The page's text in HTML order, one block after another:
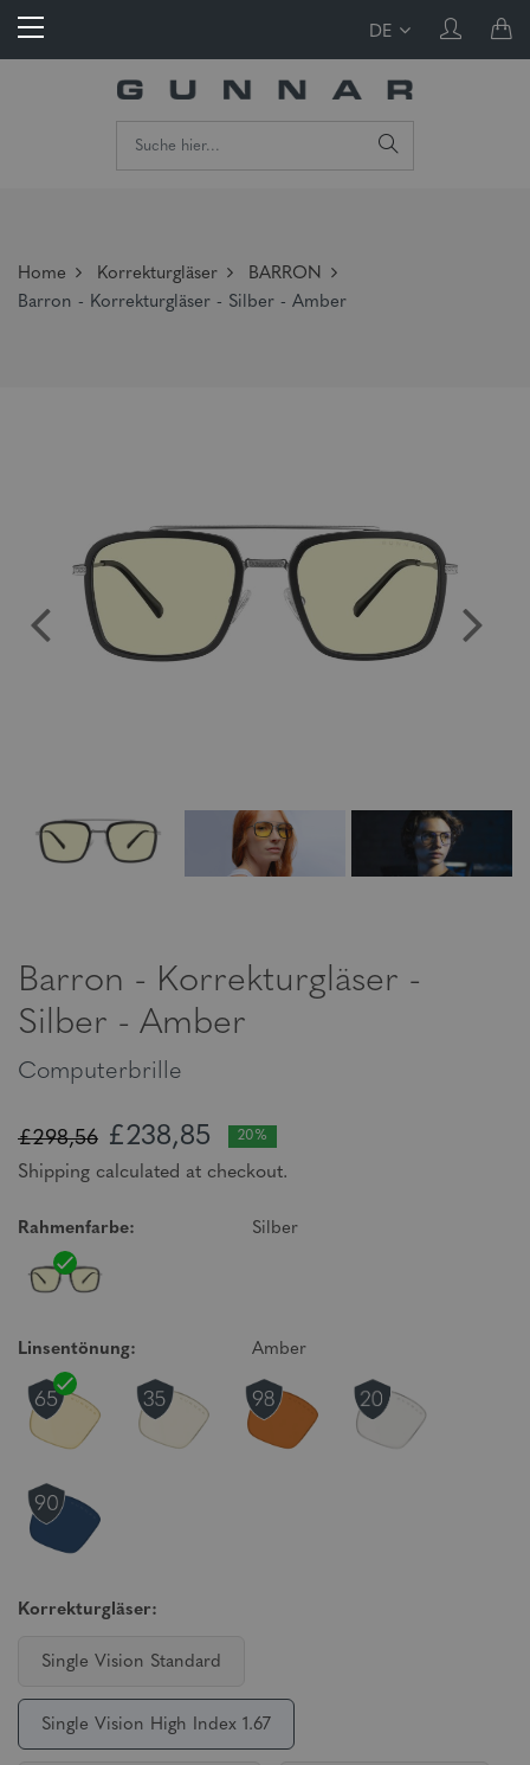
DE
Home Korrekturgläser
BARRON
Barron - Korrekturgläser - Silber - Amber
Barron - Korrekturgläser -
Silber - Amber
Computerbrille
£298,56 £238,85 20%
Shipping calculated at checkout.
Rahmenfarbe: Silber
Linsentönung: Amber
Korrekturgläser:
Single Vision Standard
Single Vision High Index 1.67